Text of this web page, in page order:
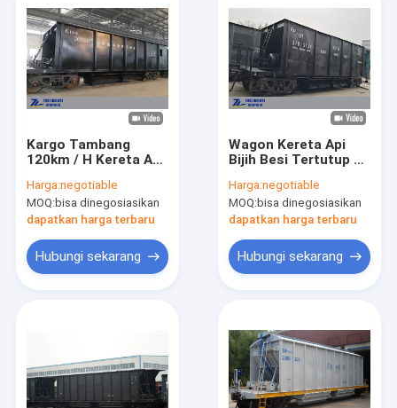
Tentang Kami
Kargo Tambang
120km / H Kereta Api
60t Beban Tertutup
Atap
Harga:negotiable
MOQ:bisa dinegosiasikan
dapatkan harga terbaru
Hubungi sekarang
Wagon Kereta Api
Bijih Besi Tertutup 60
UIC EN
Harga:negotiable
MOQ:bisa dinegosiasikan
dapatkan harga terbaru
Hubungi sekarang